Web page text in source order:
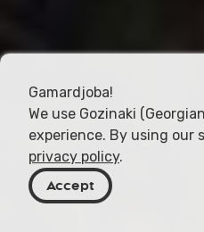
Gamardjoba!
We use Gozinaki
experience. By using our
privacy policy.
Accept